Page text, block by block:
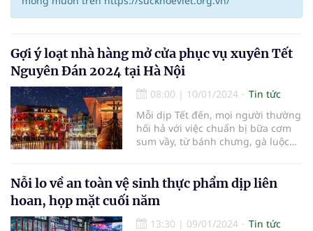
Gợi ý loạt nhà hàng mở cửa phục vụ xuyên Tết
Nguyên Đán 2024 tại Hà Nội
08:00 | 10/01/2024
Tin tức
Mỗi dịp Tết đến, mọi người thường
hối hả với việc chuẩn bị bữa cơm
sum vầy, từ bánh chưng, gà luộc
người hẳn muốn đổi gió với những
món ăn khác miệng để giải ngấy
dịp đầu năm.
Nỗi lo về an toàn vệ sinh thực phẩm dịp liên
hoan, họp mặt cuối năm
13:30 | 09/01/2024
Tin tức